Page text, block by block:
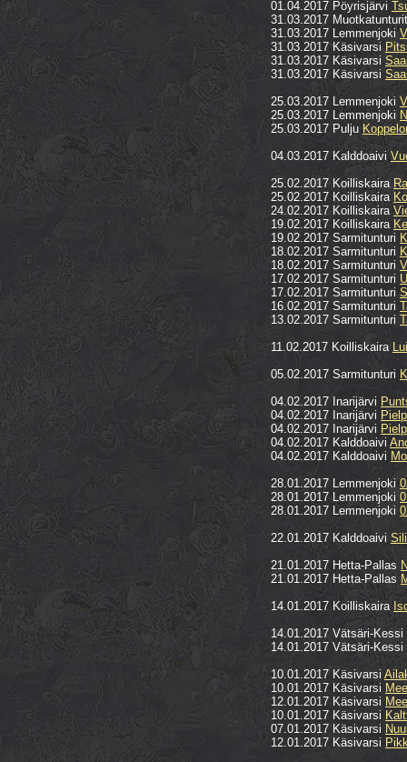
01.04.2017 Pöyrisjärvi
31.03.2017
31.03.2017 Lemmenjoki
31.03.2017 Käsivarsi
31.03.2017 Käsivarsi
31.03.2017 Käsivarsi
25.03.2017 Lemmenjoki
25.03.2017 Lemmenjoki
25.03.2017 Pulju
04.03.2017 Kalddoaivi
25.02.2017 Koilliskaira
25.02.2017 Koilliskaira
24.02.2017 Koilliskaira
19.02.2017 Koilliskaira
19.02.2017 Sarmitunturi
18.02.2017 Sarmitunturi
18.02.2017 Sarmitunturi
17.02.2017 Sarmitunturi
17.02.2017 Sarmitunturi
16.02.2017 Sarmitunturi
13.02.2017 Sarmitunturi
11.02.2017 Koilliskaira
05.02.2017 Sarmitunturi
04.02.2017 Inarijärvi
04.02.2017 Inarijärvi
04.02.2017 Inarijärvi
04.02.2017 Kalddoaivi
04.02.2017 Kalddoaivi
28.01.2017 Lemmenjoki
28.01.2017 Lemmenjoki
28.01.2017 Lemmenjoki
22.01.2017 Kalddoaivi
21.01.2017 Hetta-Pallas
21.01.2017 Hetta-Pallas
14.01.2017 Koilliskaira
14.01.2017 Vätsäri-Kessi
14.01.2017 Vätsäri-Kessi
10.01.2017 Käsivarsi
10.01.2017 Käsivarsi
12.01.2017 Käsivarsi
10.01.2017 Käsivarsi
07.01.2017 Käsivarsi
12.01.2017 Käsivarsi